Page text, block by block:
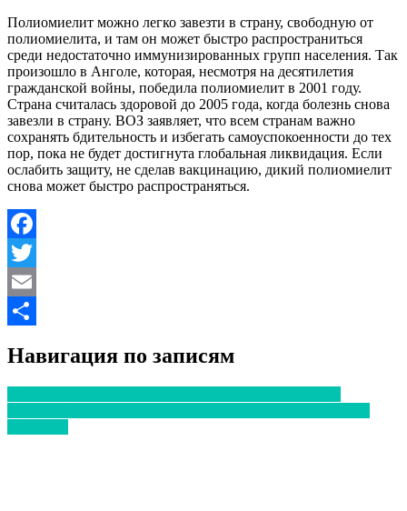
Полиомиелит можно легко завезти в страну, свободную от
полиомиелита, и там он может быстро распространиться
среди недостаточно иммунизированных групп населения. Так
произошло в Анголе, которая, несмотря на десятилетия
гражданской войны, победила полиомиелит в 2001 году.
Страна считалась здоровой до 2005 года, когда болезнь снова
завезли в страну. ВОЗ заявляет, что всем странам важно
сохранять бдительность и избегать самоуспокоенности до тех
пор, пока не будет достигнута глобальная ликвидация. Если
ослабить защиту, не сделав вакцинацию, дикий полиомиелит
снова может быстро распространяться.
Facebook
Twitter
Email
Навигация по записям